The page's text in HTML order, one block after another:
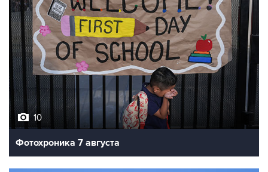
10
Фотохроника 7 августа